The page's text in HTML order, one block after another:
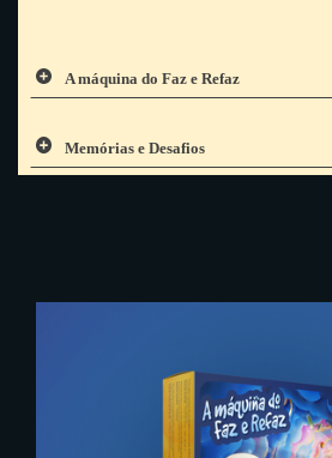
A máquina do Faz e Refaz
Memórias e Desafios